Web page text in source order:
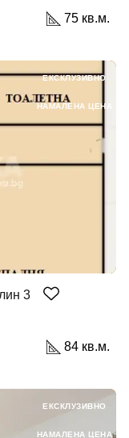
75 кв.м.
3
84 кв.м.
ЕКСКЛУЗИВНО
НАМАЛЕНА ЦЕНА
ЕКСКЛУЗИВНО
НАМАЛЕНА ЦЕНА